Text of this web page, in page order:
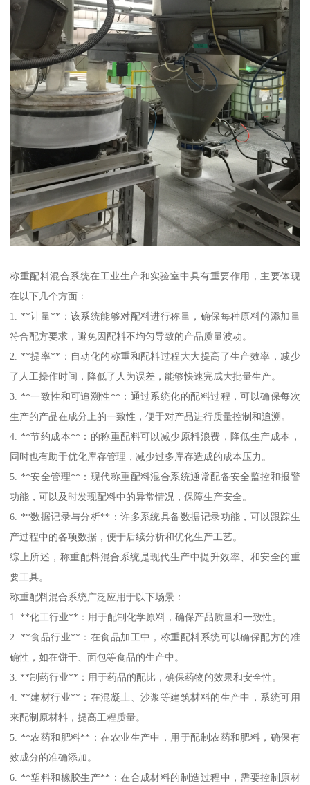
称重配料混合系统在工业生产和实验室中具有重要作用，主要体现
在以下几个方面：
1. **计量**：该系统能够对配料进行称量，确保每种原料的添加量
符合配方要求，避免因配料不均匀导致的产品质量波动。
2. **提率**：自动化的称重和配料过程大大提高了生产效率，减少
了人工操作时间，降低了人为误差，能够快速完成大批量生产。
3. **一致性和可追溯性**：通过系统化的配料过程，可以确保每次
生产的产品在成分上的一致性，便于对产品进行质量控制和追溯。
4. **节约成本**：的称重配料可以减少原料浪费，降低生产成本，
同时也有助于优化库存管理，减少过多库存造成的成本压力。
5. **安全管理**：现代称重配料混合系统通常配备安全监控和报警
功能，可以及时发现配料中的异常情况，保障生产安全。
6. **数据记录与分析**：许多系统具备数据记录功能，可以跟踪生
产过程中的各项数据，便于后续分析和优化生产工艺。
综上所述，称重配料混合系统是现代生产中提升效率、和安全的重
要工具。
称重配料混合系统广泛应用于以下场景：
1. **化工行业**：用于配制化学原料，确保产品质量和一致性。
2. **食品行业**：在食品加工中，称重配料系统可以确保配方的准
确性，如在饼干、面包等食品的生产中。
3. **制药行业**：用于药品的配比，确保药物的效果和安全性。
4. **建材行业**：在混凝土、沙浆等建筑材料的生产中，系统可用
来配制原材料，提高工程质量。
5. **农药和肥料**：在农业生产中，用于配制农药和肥料，确保有
效成分的准确添加。
6. **塑料和橡胶生产**：在合成材料的制造过程中，需要控制原材